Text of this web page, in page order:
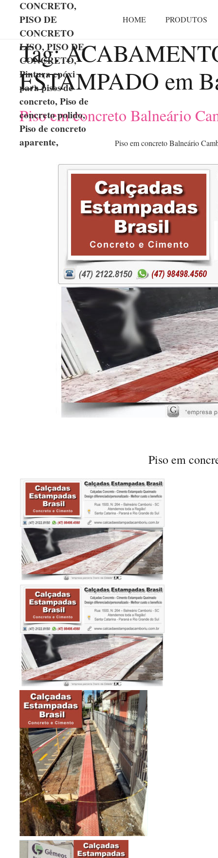
CONCRETO,
PISO DE
CONCRETO
LISO, PISO DE
CONCRETO,
Pintura epóxi
para pisos de
concreto, Piso de
concreto polido,
Piso de concreto
aparente,
HOME PRODUTOS
Tag:
ESTAMPADO em
Piso em concreto Balneário
Piso em concreto Balneário
Piso em